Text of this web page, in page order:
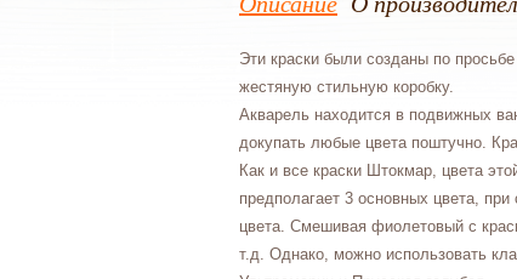
Эти краски были созданы по
жестяную стильную коробку.
Акварель находится в подвижных
докупать любые цвета поштучно.
Как и все краски Штокмар, цвета
предполагает 3 основных цвета,
цвета. Смешивая фиолетовый с
т.д. Однако, можно использовать